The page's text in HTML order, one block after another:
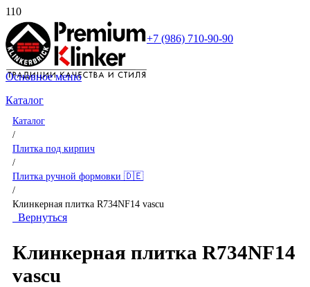
+7 (986) 710-90-90
Основное меню
Каталог
Каталог
/
Плитка под кирпич
/
Плитка ручной формовки 🇩🇪
/
Клинкерная плитка R734NF14 vascu
Вернуться
Клинкерная плитка R734NF14
vascu